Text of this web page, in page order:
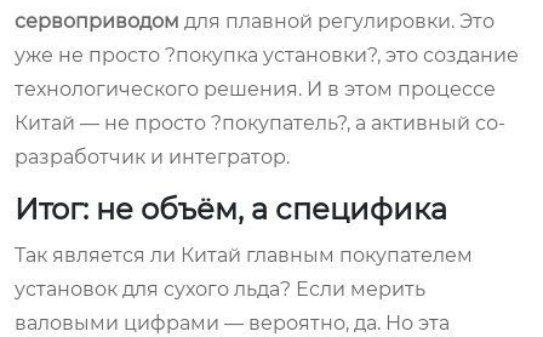
сервоприводом для плавной регулировки. Это
уже не просто ?покупка установки?, это создание
технологического решения. И в этом процессе
Китай — не просто ?покупатель?, а активный со-
разработчик и интегратор.
Итог: не объём, а специфика
Так является ли Китай главным покупателем
установок для сухого льда? Если мерить
валовыми цифрами — вероятно, да. Но эта